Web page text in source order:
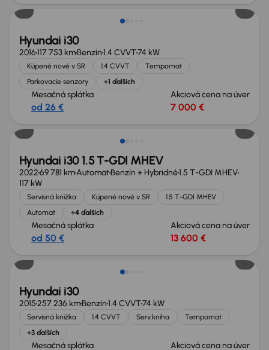
Hyundai i30
2016117 753 kmBenzín1.4 CVVT74 kW
Kúpené nové v SR 1.4 CVVT
Tempomat
Parkovacie senzory
+1 ďalších
Mesačná splátka
od 26 €
Akciová cena na úver
7 000 €
Zlacnené o 1 400 €
Hyundai i30 1.5 T-GDI MHEV
202269 781 kmAutomatBenzín + Hybridné1.5 T-GDI MHEV
117 kW
Servisná knižka Kúpené nové v SR
1.5 T-GDI MHEV
Automat
+4 ďalších
Mesačná splátka
od 50 €
Akciová cena na úver
13 600 €
Zlacnené o 500 €
Hyundai i30
2015257 236 kmBenzín1.4 CVVT74 kW
Servisná knižka 1.4 CVVT Serv.kniha
Tempomat
+3 ďalších
Mesačná splátka Akciová cena na úver